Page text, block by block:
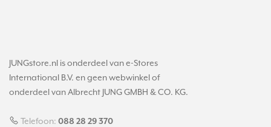
JUNGstore.nl is onderdeel van e-Stores
International B.V. en geen webwinkel of
onderdeel van Albrecht JUNG GMBH & CO. KG.
Telefoon: 088 28 29 370